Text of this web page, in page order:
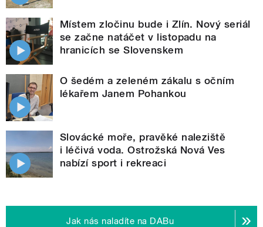
Místem zločinu bude i Zlín. Nový seriál
se začne natáčet v listopadu na
hranicích se Slovenskem
O šedém a zeleném zákalu s očním
lékařem Janem Pohankou
Slovácké moře, pravěké naleziště
i léčivá voda. Ostrožská Nová Ves
nabízí sport i rekreaci
Jak nás naladíte na DABu